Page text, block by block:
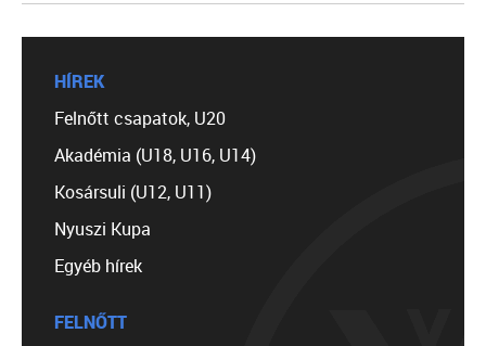
HÍREK
Felnőtt csapatok, U20
Akadémia (U18, U16, U14)
Kosársuli (U12, U11)
Nyuszi Kupa
Egyéb hírek
FELNŐTT